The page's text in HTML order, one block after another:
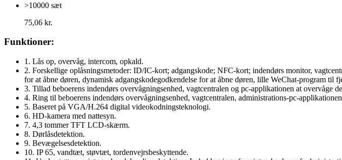
>10000 sæt
75,06 kr.
Funktioner:
1. Lås op, overvåg, intercom, opkald.
2. Forskellige oplåsningsmetoder: ID/IC-kort; adgangskode; NFC-kort; indendørs monitor,
for at åbne døren, dynamisk adgangskodegodkendelse for at åbne døren, lille WeChat-program til
3. Tillad beboerens indendørs overvågningsenhed, vagtcentralen og pc-applikationen at overvåge
4. Ring til beboerens indendørs overvågningsenhed, vagtcentralen, administrations-pc-
5. Baseret på VGA/H.264 digital videokodningsteknologi.
6. HD-kamera med nattesyn.
7. 4,3 tommer TFT LCD-skærm.
8. Dørlåsdetektion.
9. Bevægelsesdetektion.
10. IP 65, vandtæt, støvtæt, tordenvejrsbeskyttende.